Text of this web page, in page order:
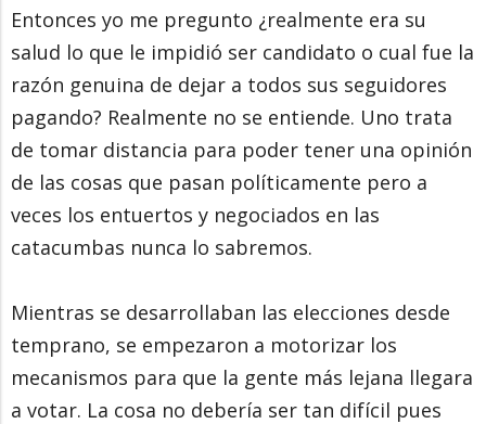
Entonces yo me pregunto ¿realmente era su
salud lo que le impidió ser candidato o cual fue la
razón genuina de dejar a todos sus seguidores
pagando? Realmente no se entiende. Uno trata
de tomar distancia para poder tener una opinión
de las cosas que pasan políticamente pero a
veces los entuertos y negociados en las
catacumbas nunca lo sabremos.
Mientras se desarrollaban las elecciones desde
temprano, se empezaron a motorizar los
mecanismos para que la gente más lejana llegara
a votar. La cosa no debería ser tan difícil pues